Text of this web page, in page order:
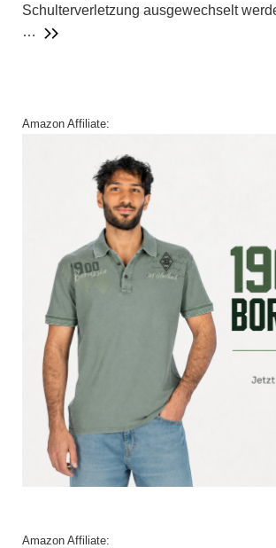
Schulterverletzung ausgewechselt
…
Amazon Affiliate:
Amazon Affiliate: